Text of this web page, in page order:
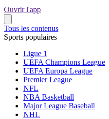
Ouvrir l'app
Tous les contenus
Sports populaires
Ligue 1
UEFA Champions League
UEFA Europa League
Premier League
NFL
NBA Basketball
Major League Baseball
NHL